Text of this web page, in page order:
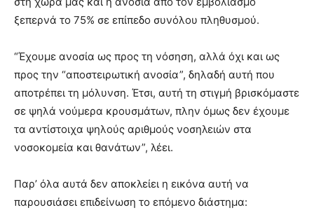
ξεπερνά το 75% σε επίπεδο συνόλου πληθυσμού.
“Έχουμε ανοσία ως προς τη νόσηση, αλλά όχι και ως
προς την “αποστειρωτική ανοσία”, δηλαδή αυτή που
αποτρέπει τη μόλυνση. Έτσι, αυτή τη στιγμή βρισκόμαστε
σε ψηλά νούμερα κρουσμάτων, πλην όμως δεν έχουμε
τα αντίστοιχα ψηλούς αριθμούς νοσηλειών στα
νοσοκομεία και θανάτων”, λέει.
Παρ’ όλα αυτά δεν αποκλείει η εικόνα αυτή να
παρουσιάσει επιδείνωση το επόμενο διάστημα: